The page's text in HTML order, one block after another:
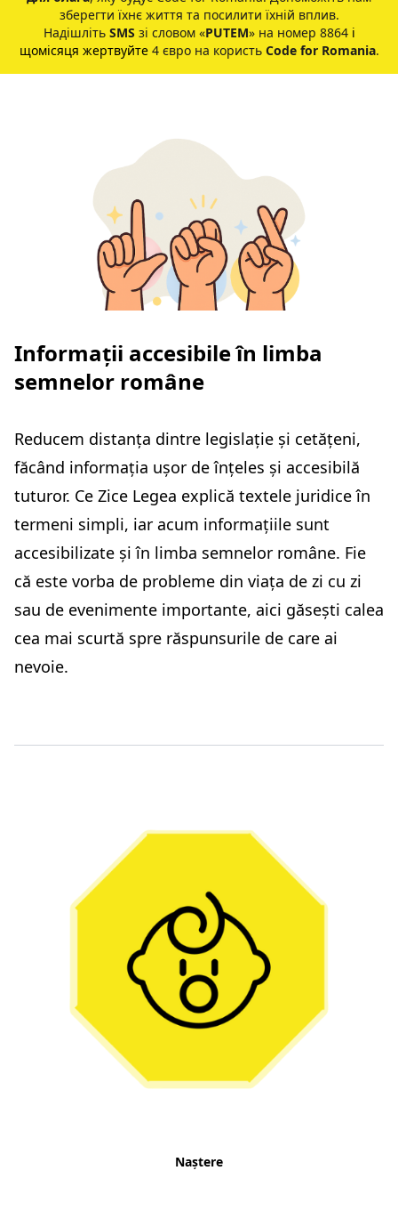
зберегти їхнє життя та посилити їхній вплив.
Надішліть SMS зі словом «PUTEM» на номер 8864 і
щомісяця жертвуйте4 євро на користь Code for Romania.
Informații accesibile în limba
semnelor române
Reducem distanța dintre legislație și cetățeni,
făcând informația ușor de înțeles și accesibilă
tuturor. Ce Zice Legea explică textele juridice în
termeni simpli, iar acum informațiile sunt
accesibilizate și în limba semnelor române. Fie
că este vorba de probleme din viața de zi cu zi
sau de evenimente importante, aici găsești calea
cea mai scurtă spre răspunsurile de care ai
nevoie.
Naștere